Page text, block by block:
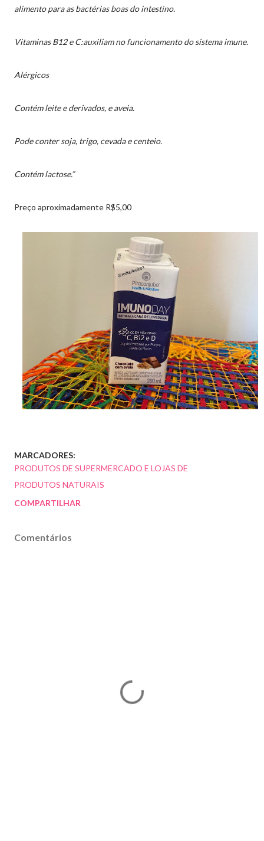
alimento para as bactérias boas do intestino.
Vitaminas B12 e C:auxiliam no funcionamento do sistema imune.
Alérgicos
Contém leite e derivados, e aveia.
Pode conter soja, trigo, cevada e centeio.
Contém lactose.”
Preço aproximadamente R$5,00
MARCADORES:
PRODUTOS DE SUPERMERCADO E LOJAS DE
PRODUTOS NATURAIS
COMPARTILHAR
Comentários